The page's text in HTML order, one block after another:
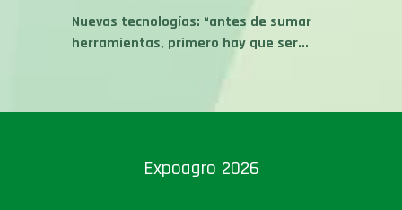
Nuevas tecnologías: “antes de sumar
herramientas, primero hay que ser...
Expoagro 2026